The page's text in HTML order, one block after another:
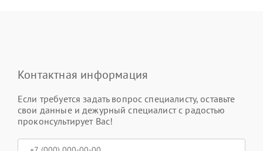
Контактная информация
Если требуется задать вопрос специалисту, оставьте
свои данные и дежурный специалист с радостью
проконсультирует Вас!